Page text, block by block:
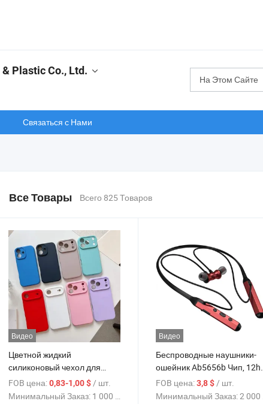
На Этом Сайте
Plastic Co., Ltd.
Связаться с Нами
Все Товары Всего 825 Товаров
Видео
Цветной жидкий
силиконовый чехол для
телефона Angel Eye для
iPhone 17 серии,
FOB цена:0,83-1,00 $/ шт.
Минимальный Заказ: 1 000 Куски
Видео
Беспроводные наушники-
ошейник Ab5656b Чип, 12h
Время работы от батареи с
200mAh, Алюминиевым ABS
FOB цена: 3,8 $/ шт.
Минимальный Заказ:2 000 Куски